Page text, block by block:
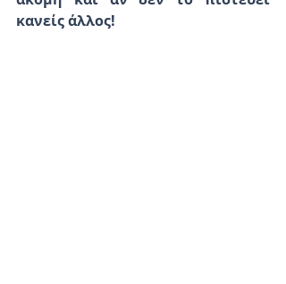
κανείς άλλος!